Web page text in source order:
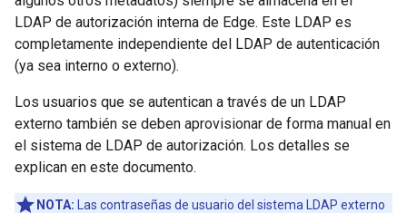
LDAP de autorización interna de Edge. Este LDAP es
completamente independiente del LDAP de autenticación
(ya sea interno o externo).
Los usuarios que se autentican a través de un LDAP
externo también se deben aprovisionar de forma manual en
el sistema de LDAP de autorización. Los detalles se
explican en este documento.
NOTA: Las contraseñas de usuario del sistema LDAP externo